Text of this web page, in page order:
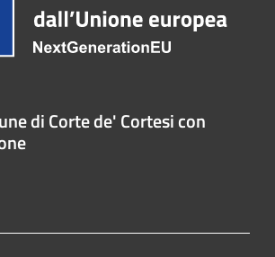
di Corte de' Cortesi con